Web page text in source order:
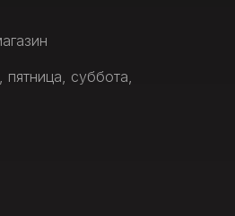
пятница, суббота,